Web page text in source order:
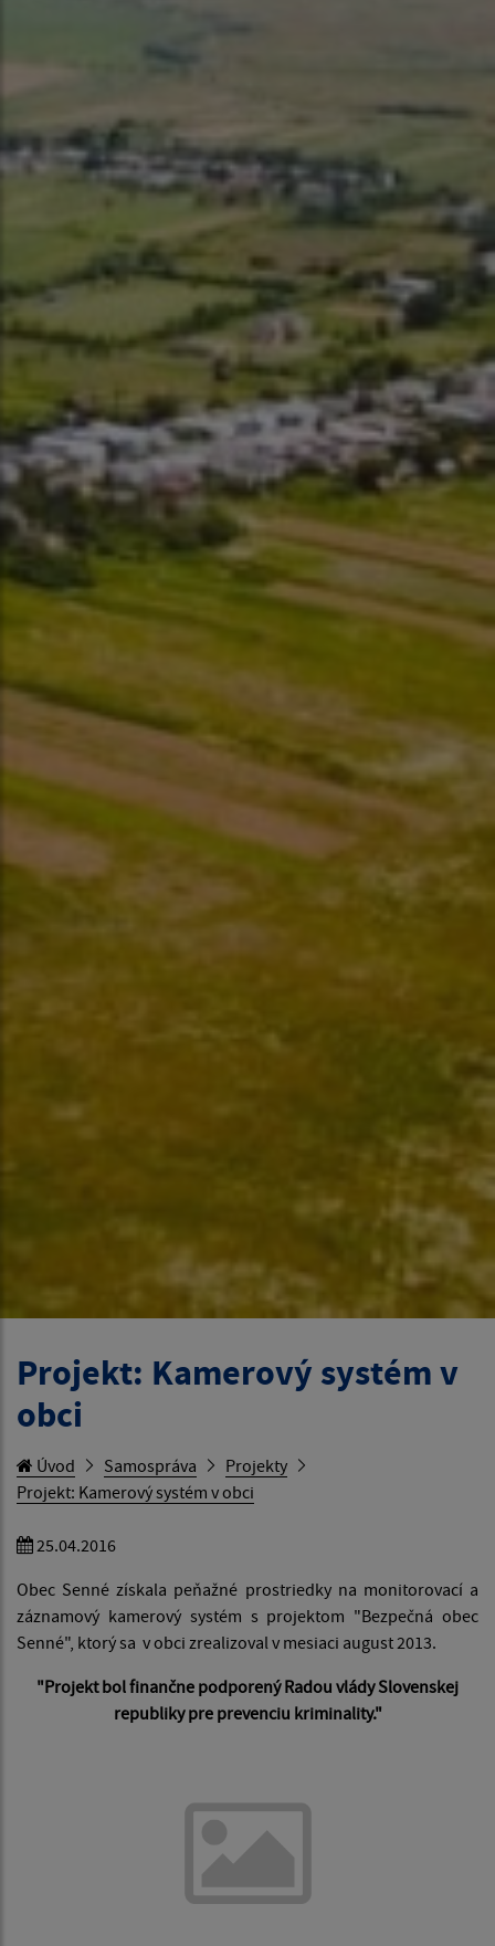
Projekt: Kamerový systém v
obci
Úvod Samospráva
Projekty
Projekt: Kamerový systém v obci
25.04.2016
Obec Senné získala peňažné prostriedky na monitorovací a
záznamový kamerový systém s projektom "Bezpečná obec
Senné", ktorý sa v obci zrealizoval v mesiaci august 2013.
"Projekt bol finančne podporený Radou vlády Slovenskej
republiky pre prevenciu kriminality."